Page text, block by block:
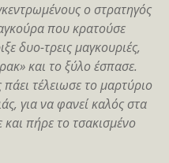
ο στρατηγός
που κρατούσε
δυο-τρεις μαγκουριές,
και το ξύλο έσπασε.
τέλειωσε το μαρτύριο
για να φανεί καλός στα
πήρε το τσακισμένο